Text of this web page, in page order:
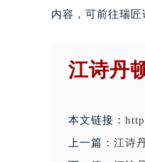
内容，可前往瑞
江诗丹
本文链接：
上一篇： 江诗